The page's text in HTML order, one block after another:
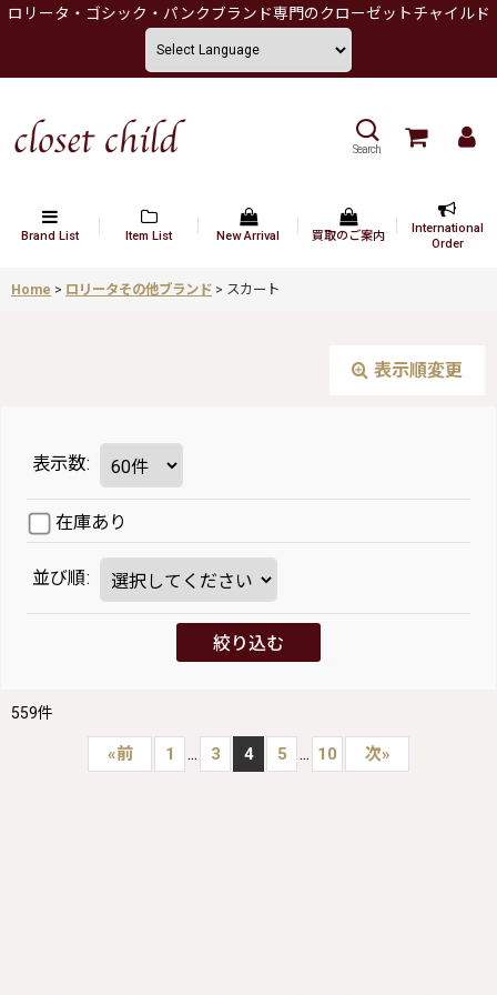
ロリータ・ゴシック・パンクブランド専門のクローゼットチャイルド
Search
Brand List Item List New Arrival 買取のご案内
International
Order
Home > ロリータその他ブランド > スカート
表示順変更
表示数:
在庫あり
並び順:
絞り込む
559件
«前 1 ... 3 4 5 ... 10 次»